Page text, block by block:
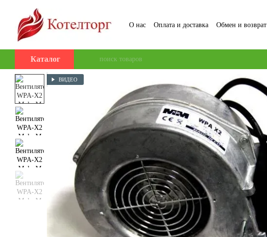
Перейти к основному контенту
О нас Оплата и доставка Обмен и возврат
Каталог
ВИДЕО